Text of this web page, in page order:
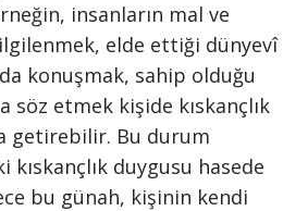
insanların mal ve
elde ettiği dünyevî
konuşmak, sahip olduğu
söz etmek kişide kıskançlık
getirebilir. Bu durum
kıskançlık duygusu hasede
bu günah, kişinin kendi